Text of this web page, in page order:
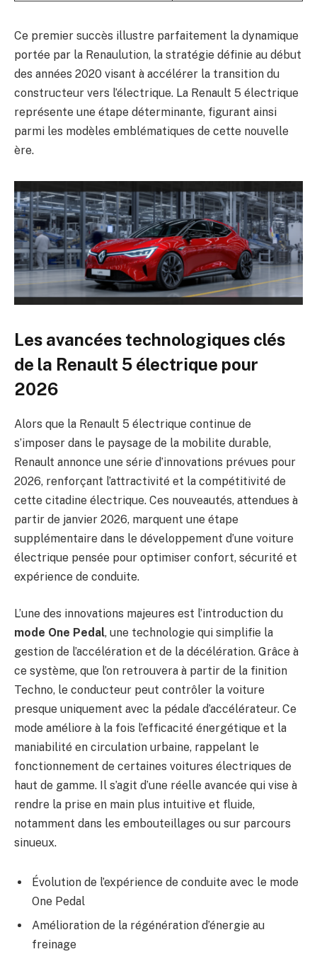
Ce premier succès illustre parfaitement la dynamique
portée par la Renaulution, la stratégie définie au début
des années 2020 visant à accélérer la transition du
constructeur vers l’électrique. La Renault 5 électrique
représente une étape déterminante, figurant ainsi
parmi les modèles emblématiques de cette nouvelle
ère.
Les avancées technologiques clés
de la Renault 5 électrique pour
2026
Alors que la Renault 5 électrique continue de
s’imposer dans le paysage de la mobilite durable,
Renault annonce une série d’innovations prévues pour
2026, renforçant l’attractivité et la compétitivité de
cette citadine électrique. Ces nouveautés, attendues à
partir de janvier 2026, marquent une étape
supplémentaire dans le développement d’une voiture
électrique pensée pour optimiser confort, sécurité et
expérience de conduite.
L’une des innovations majeures est l’introduction du
mode One Pedal, une technologie qui simplifie la
gestion de l’accélération et de la décélération. Grâce à
ce système, que l’on retrouvera à partir de la finition
Techno, le conducteur peut contrôler la voiture
presque uniquement avec la pédale d’accélérateur. Ce
mode améliore à la fois l’efficacité énergétique et la
maniabilité en circulation urbaine, rappelant le
fonctionnement de certaines voitures électriques de
haut de gamme. Il s’agit d’une réelle avancée qui vise à
rendre la prise en main plus intuitive et fluide,
notamment dans les embouteillages ou sur parcours
sinueux.
Évolution de l’expérience de conduite avec le mode
One Pedal
Amélioration de la régénération d’énergie au
freinage